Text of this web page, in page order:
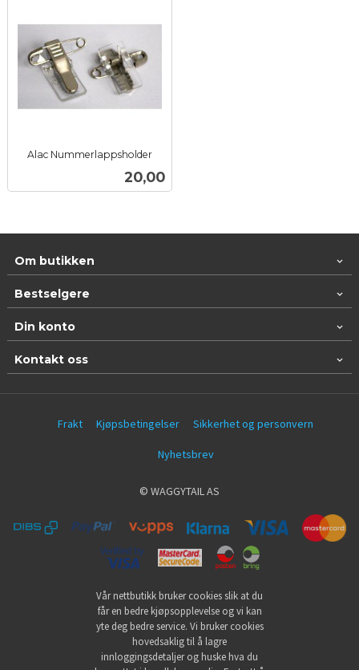
Alac Nummerlappsholder
Pris
20,00
Om butikken
Bestselgere
Din konto
Kontakt oss
Frakt Kjøpsbetingelser Sikkerhet og personvern
Nyhetsbrev
© WAGGYTAIL AS
Vår nettbutikk bruker cookies slik at du
får en bedre kjøpsopplevelse og vi kan
yte deg bedre service. Vi bruker cookies
hovedsaklig til å lagre
innloggingsdetaljer og huske hva du